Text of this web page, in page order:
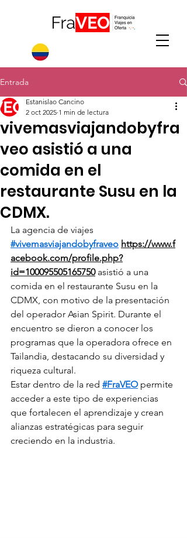
Entrada
vivemasviajandobyfra
veo asistió a una
comida en el
restaurante Susu en la
CDMX.
Estanislao Cancino
2 oct 2025 1 min de lectura
La agencia de viajes
#vivemasviajandobyfraveo https://www.f
acebook.com/profile.php?
id=100095505165750 asistió a una
comida en el restaurante Susu en la
CDMX, con motivo de la presentación
del operador Asian Spirit. Durante el
encuentro se dieron a conocer los
programas que la operadora ofrece en
Tailandia, destacando su diversidad y
riqueza cultural.
Estar dentro de la red #FraVEO permite
acceder a este tipo de experiencias
que fortalecen el aprendizaje y crean
alianzas estratégicas para seguir
creciendo en la industria.